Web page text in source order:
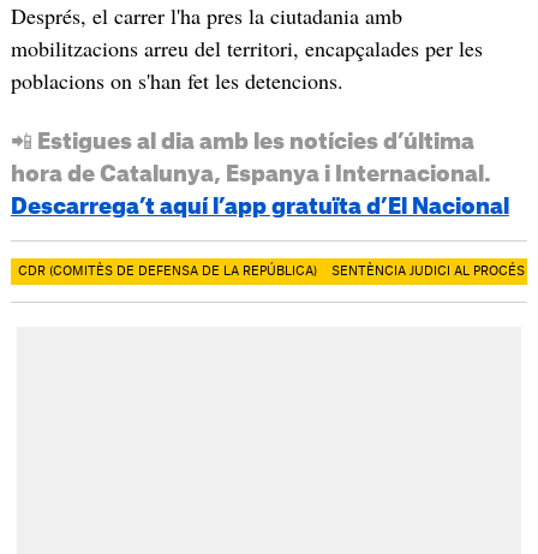
Després, el carrer l'ha pres la ciutadania amb
mobilitzacions arreu del territori, encapçalades per les
poblacions on s'han fet les detencions.
📲 Estigues al dia amb les notícies d’última
hora de Catalunya, Espanya i Internacional.
Descarrega’t aquí l’app gratuïta d’El Nacional
CDR (COMITÈS DE DEFENSA DE LA REPÚBLICA) SENTÈNCIA JUDICI AL PROCÉS